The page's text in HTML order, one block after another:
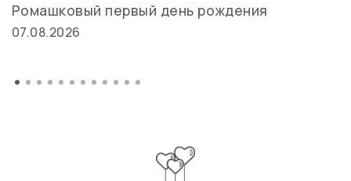
Ромашковый первый день рождения
07.08.2026